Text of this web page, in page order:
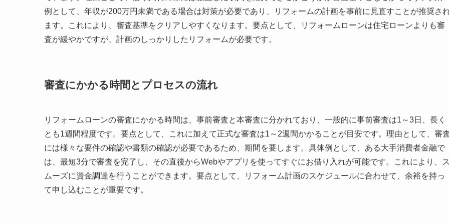
例として、年収が200万円未満である場合は対策が必要であり、リフォームの計画を事前に見直すことが推奨さ
ます。これにより、審査基準をクリアしやすくなります。要点として、リフォームローンは住宅ローンよりも審
査が緩やかですが、計画のしっかりしたリフォームが必要です。
審査にかかる時間とプロセスの流れ
リフォームローンの審査にかかる時間は、事前審査と本審査に分かれており、一般的に事前審査は1～3日、長く
とも1週間程度です。要点として、これに加えて正式な審査は1～2週間かかることが目安です。理由として、審
には様々な要件の確認や書類の確認が必要であるため、期間を要します。具体例として、ある大手消費者金融で
は、最短3分で審査を完了し、その直後からWebやアプリを使ってすぐにお借り入れが可能です。これにより、ス
ムーズに資金調達を行うことができます。要点として、リフォーム計画のスケジュールに合わせて、余裕を持っ
て申し込むことが重要です。